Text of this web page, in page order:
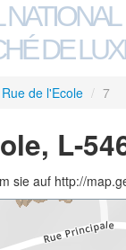
NATIONAL
DE
Rue de l'Ecole / 7
L-
sie auf http://